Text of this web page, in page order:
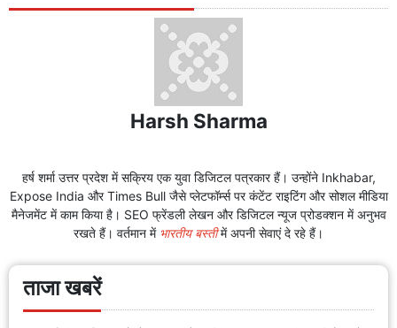
Harsh Sharma
हर्ष शर्मा उत्तर प्रदेश में सक्रिय एक युवा डिजिटल पत्रकार हैं। उन्होंने Inkhabar,
Expose India और Times Bull जैसे प्लेटफॉर्म्स पर कंटेंट राइटिंग और सोशल मीडिया
मैनेजमेंट में काम किया है। SEO फ्रेंडली लेखन और डिजिटल न्यूज प्रोडक्शन में अनुभव
रखते हैं। वर्तमान में भारतीय बस्तीमें अपनी सेवाएं दे रहे हैं।
ताजा खबरें